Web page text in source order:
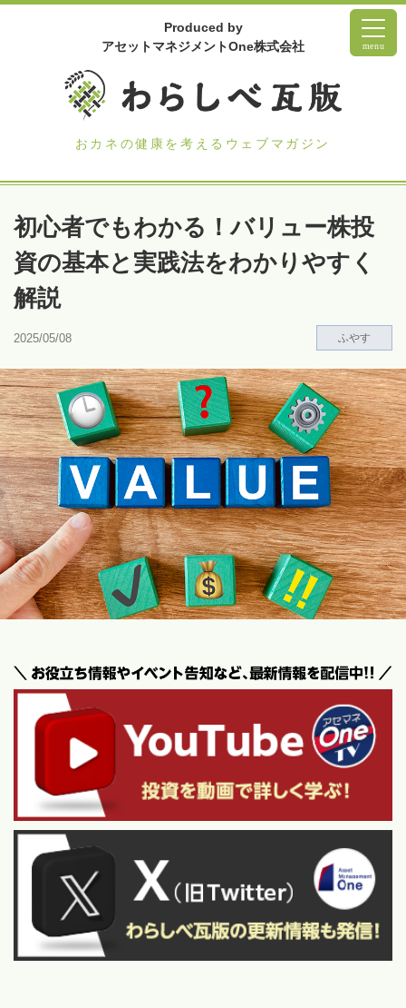
Produced by
アセットマネジメントOne株式会社
おカネの健康を考えるウェブマガジン
menu
初心者でもわかる！バリュー株投
資の基本と実践法をわかりやすく
解説
2025/05/08 ふやす